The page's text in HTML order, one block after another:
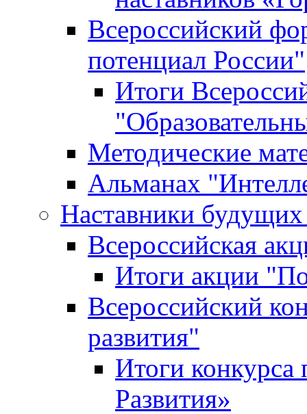
Всероссийский
потенциал России"
Итоги
Методические
Альманах
Наставники
Всероссийская
Итоги акции
Всероссийский
развития"
Итоги конкурса
Развития»